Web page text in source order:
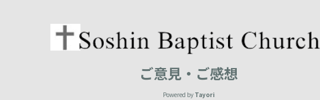
ご意見・ご感想
Powered by Tayori